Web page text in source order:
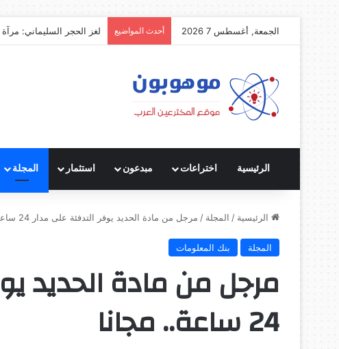
الجمعة, أغسطس 7 2026 أحدث المواضيع لغز الحجر السليماني: مرآة
الرئيسية اختراعات مبدعون استثمار المجلة
الرئيسية / المجلة / مرجل من مادة الحديد يوفر التدفئة على مدار 24 ساعة.. مجانا
المجلة بنك المعلومات
مرجل من مادة الحديد
24 ساعة.. مجانا